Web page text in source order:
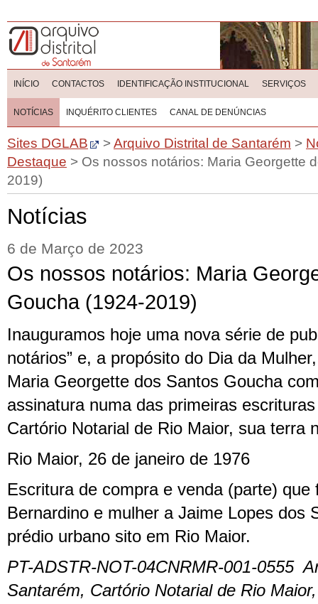
INÍCIO CONTACTOS IDENTIFICAÇÃO INSTITUCIONAL SERVIÇOS
NOTÍCIAS INQUÉRITO CLIENTES CANAL DE DENÚNCIAS
Sites DGLAB >Arquivo Distrital de Santarém >
Destaque > Os nossos notários: Maria Georgette
2019)
Notícias
6 de Março de 2023
Os nossos notários: Maria
Goucha (1924-2019)
Inauguramos hoje uma nova série de
notários” e, a propósito do Dia da
Maria Georgette dos Santos Goucha
assinatura numa das primeiras
Cartório Notarial de Rio Maior, sua terra
Rio Maior, 26 de janeiro de 1976
Escritura de compra e venda (parte) que
Bernardino e mulher a Jaime Lopes dos
prédio urbano sito em Rio Maior.
PT-ADSTR-NOT-04CNRMR-001-0555
Santarém, Cartório Notarial de Rio